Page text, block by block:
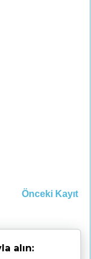
Önceki Kayıt
alın: